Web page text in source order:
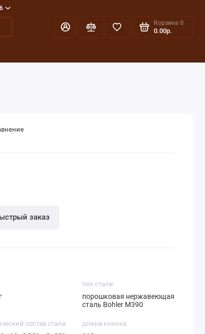
Корзина 0
0.00р.
заказ
тип стали
порошковая нержавеющая
сталь Bohler М390
состав стали длина клинка